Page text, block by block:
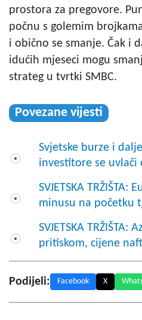
prostora za pregovore.
počnu s golemim
i obično se smanje. Čak i
idućih mjeseci mogu
strateg u tvrtki SMBC.
Povezane vijesti
Svjetske burze i
investitore se uvlači
SVJETSKA TRŽIŠTA:
minusu na početku
SVJETSKA
pritiskom, cijene
Podijeli: Facebook X